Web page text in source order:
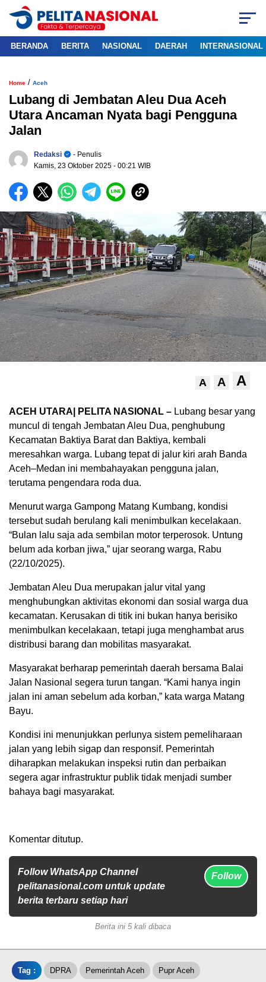
BERANDA BERITA NASIONAL DAERAH INTERNASIONAL
Home / Aceh
Lubang di Jembatan Aleu Dua Aceh
Utara Ancaman Nyata bagi Pengguna
Jalan
Redaksi
- Penulis
Kamis, 23 Oktober 2025 - 00:21 WIB
A A A
ACEH UTARA| PELITA NASIONAL – Lubang besar yang
muncul di tengah Jembatan Aleu Dua, penghubung
Kecamatan Baktiya Barat dan Baktiya, kembali
meresahkan warga. Lubang tepat di jalur kiri arah Banda
Aceh–Medan ini membahayakan pengguna jalan,
terutama pengendara roda dua.
Menurut warga Gampong Matang Kumbang, kondisi
tersebut sudah berulang kali menimbulkan kecelakaan.
“Bulan lalu saja ada sembilan motor terperosok. Untung
belum ada korban jiwa,” ujar seorang warga, Rabu
(22/10/2025).
Jembatan Aleu Dua merupakan jalur vital yang
menghubungkan aktivitas ekonomi dan sosial warga dua
kecamatan. Kerusakan di titik ini bukan hanya berisiko
menimbulkan kecelakaan, tetapi juga menghambat arus
distribusi barang dan mobilitas masyarakat.
Masyarakat berharap pemerintah daerah bersama Balai
Jalan Nasional segera turun tangan. “Kami hanya ingin
jalan ini aman sebelum ada korban,” kata warga Matang
Bayu.
Kondisi ini menunjukkan perlunya sistem pemeliharaan
jalan yang lebih sigap dan responsif. Pemerintah
diharapkan melakukan inspeksi rutin dan perbaikan
segera agar infrastruktur publik tidak menjadi sumber
bahaya bagi masyarakat.
Komentar ditutup.
Follow WhatsApp Channel
pelitanasional.com untuk update
berita terbaru setiap hari
Follow
Berita ini 5 kali dibaca
Tag : DPRA Pemerintah Aceh Pupr Aceh